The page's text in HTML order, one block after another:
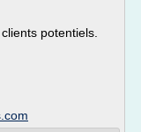
potentiels.